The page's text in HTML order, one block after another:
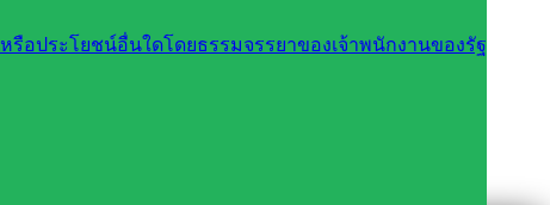
อประโยชน์อื่นใดโดยธรรมจรรยาของเจ้าพนักงานของรัฐ